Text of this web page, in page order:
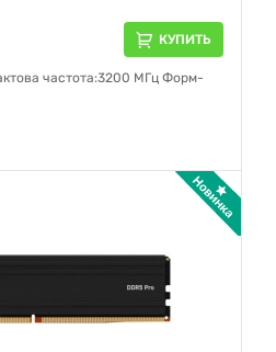
КУПИТЬ
частота:3200 МГц Форм-